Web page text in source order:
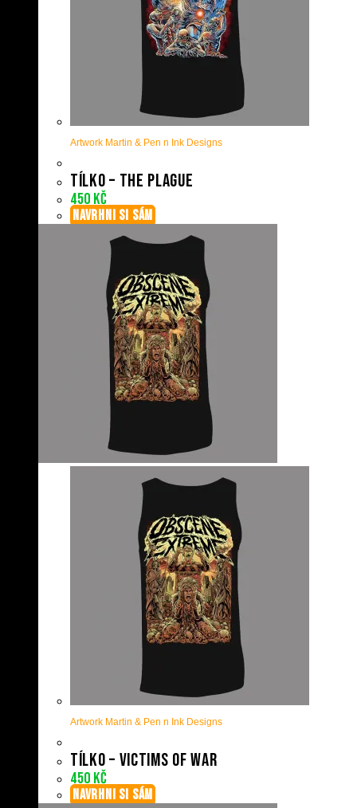
Artwork Martin & Pen n Ink Designs
Tílko – The plague
450 Kč
NAVRHNI SI SÁM
Artwork Martin & Pen n Ink Designs
Tílko – Victims Of War
450 Kč
NAVRHNI SI SÁM